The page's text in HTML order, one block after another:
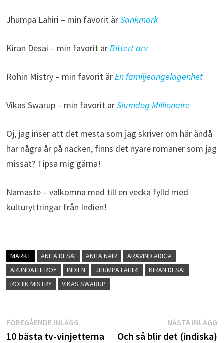
Jhumpa Lahiri – min favorit ärSankmark
Kiran Desai – min favorit ärBittert arv
Rohin Mistry – min favorit ärEn familjeangelägenhet
Vikas Swarup – min favorit ärSlumdog Millionaire
Oj, jag inser att det mesta som jag skriver om här ändå
har några år på nacken, finns det nyare romaner som jag
missat? Tipsa mig gärna!
Namaste – välkomna med till en vecka fylld med
kulturyttringar från Indien!
MÄRKT ANITA DESAI ANITA NAIR
ARAVIND ADIGA
ARUNDATHI ROY
INDIEN JHUMPA LAHIRI
KIRAN DESAI
ROHIN MISTRY
VIKAS SWARUP
Inläggsnavigering
FÖREGÅENDE INLÄGGFöregående
inlägg:
10 bästa tv-vinjetterna
NÄSTA INLÄGG
Och så blir det (indiska)